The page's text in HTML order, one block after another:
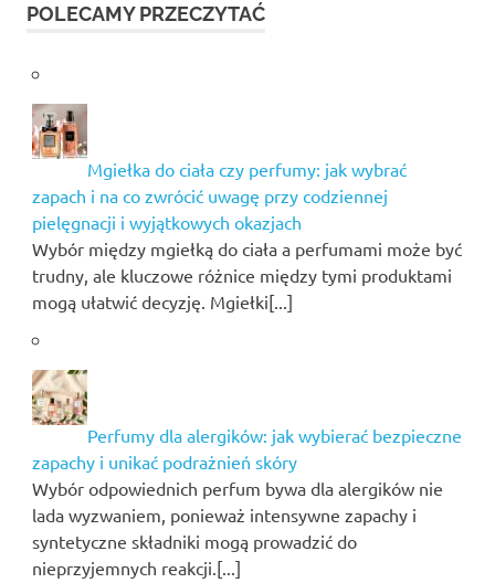
POLECAMY PRZECZYTAĆ
Mgiełka do ciała czy perfumy: jak wybrać
zapach i na co zwrócić uwagę przy codziennej
pielęgnacji i wyjątkowych okazjach
Wybór między mgiełką do ciała a perfumami może być
trudny, ale kluczowe różnice między tymi produktami
mogą ułatwić decyzję. Mgiełki[...]
Perfumy dla alergików: jak wybierać bezpieczne
zapachy i unikać podrażnień skóry
Wybór odpowiednich perfum bywa dla alergików nie
lada wyzwaniem, ponieważ intensywne zapachy i
syntetyczne składniki mogą prowadzić do
nieprzyjemnych reakcji.[...]